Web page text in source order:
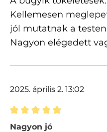
Kellemesen
jól mutatnak a
Nagyon elégedett
2025. április 2. 13:02
Értékelés 5 of 5
Nagyon jó